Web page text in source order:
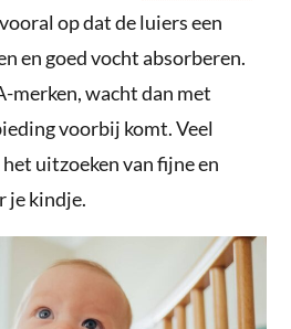
op dat de luiers een
en goed vocht absorberen.
merken, wacht dan met
voorbij komt. Veel
uitzoeken van fijne en
je kindje.